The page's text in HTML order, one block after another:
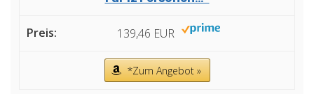
139,46 EUR
*Zum Angebot »